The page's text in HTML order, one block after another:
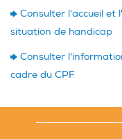
Consulter l'accueil et
situation de handicap
Consulter
cadre du CPF